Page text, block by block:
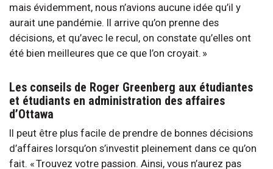
mais évidemment, nous n’avions aucune idée qu’il y
aurait une pandémie. Il arrive qu’on prenne des
décisions, et qu’avec le recul, on constate qu’elles ont
été bien meilleures que ce que l’on croyait. »
Les conseils de Roger Greenberg aux étudiantes
et étudiants en administration des affaires
d’Ottawa
Il peut être plus facile de prendre de bonnes décisions
d’affaires lorsqu’on s’investit pleinement dans ce qu’on
fait. « Trouvez votre passion. Ainsi, vous n’aurez pas